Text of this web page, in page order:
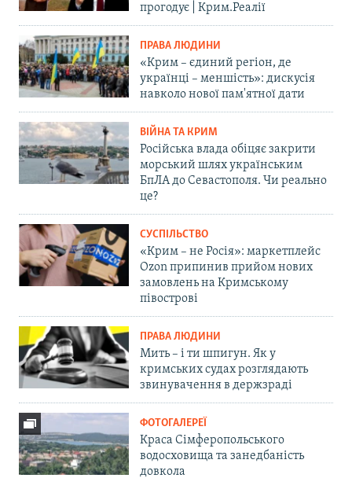
прогодує | Крим.Реалії
ПРАВА ЛЮДИНИ
«Крим – єдиний регіон, де
українці – меншість»: дискусія
навколо нової пам'ятної дати
ВІЙНА ТА КРИМ
Російська влада обіцяє закрити
морський шлях українським
БпЛА до Севастополя. Чи реально
це?
СУСПІЛЬСТВО
«Крим – не Росія»: маркетплейс
Ozon припинив прийом нових
замовлень на Кримському
півострові
ПРАВА ЛЮДИНИ
Мить – і ти шпигун. Як у
кримських судах розглядають
звинувачення в держзраді
ФОТОГАЛЕРЕЇ
Краса Сімферопольського
водосховища та занедбаність
довкола